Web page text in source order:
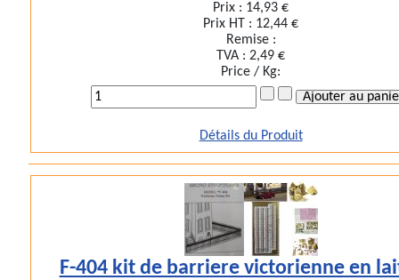
Prix : 14,93 €
Prix HT : 12,44 €
Remise :
TVA :2,49 €
Price / Kg:
Détails du Produit
F-404 kit de barriere victorienne en